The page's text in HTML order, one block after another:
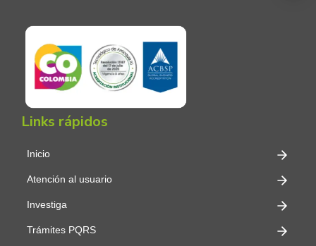
Links rápidos
Inicio
Atención al usuario
Investiga
Trámites PQRS